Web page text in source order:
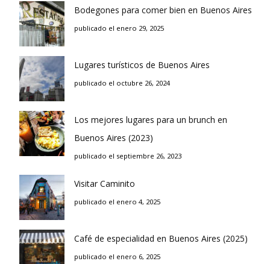
Bodegones para comer bien en Buenos Aires
publicado el enero 29, 2025
Lugares turísticos de Buenos Aires
publicado el octubre 26, 2024
Los mejores lugares para un brunch en
Buenos Aires (2023)
publicado el septiembre 26, 2023
Visitar Caminito
publicado el enero 4, 2025
Café de especialidad en Buenos Aires (2025)
publicado el enero 6, 2025